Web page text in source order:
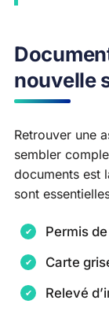
nouvelle
Retrouver une
sembler
documents est
sont
Permis
Carte
Relevé